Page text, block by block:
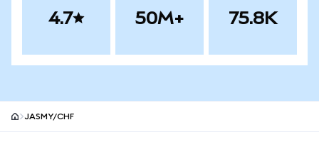
4.7 50M+ 75.8K
JASMY/CHF